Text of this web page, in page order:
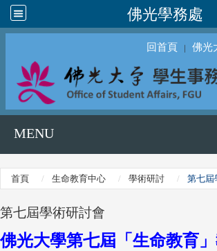
佛光學務處
回首頁 ｜ 佛光
MENU
首頁 生命教育中心 學術研討 第七屆
第七屆學術研討會
佛光大學第七屆「生命教育